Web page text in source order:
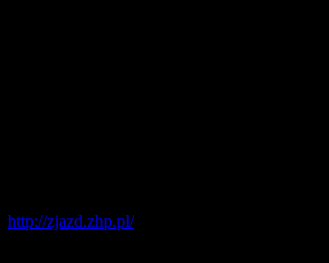
http://zjazd.zhp.pl/.